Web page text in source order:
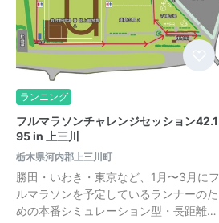
ランニング
フルマラソンチャレンジセッション42.1
95 in 上三川
栃木県河内郡上三川町
勝田・いわき・東京など、1月〜3月にフ
ルマラソンを予定しているランナーのた
めの本番シミュレーション型・長距離…